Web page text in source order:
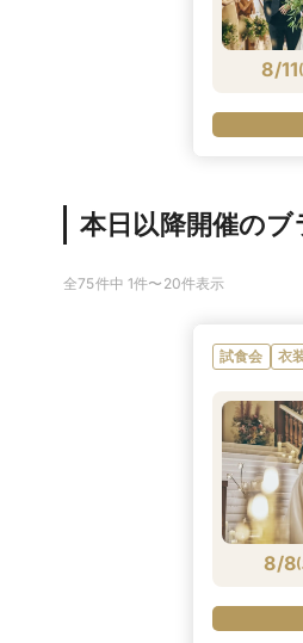
8/11(
本日以降開催の
全75件中 1件〜20件表示
試食会 衣
8/8(